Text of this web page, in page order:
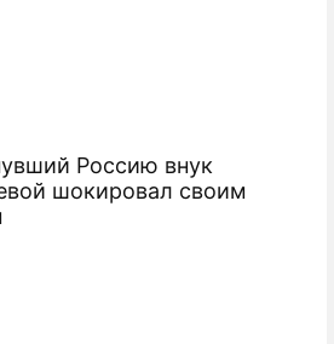
Россию внук
шокировал своим